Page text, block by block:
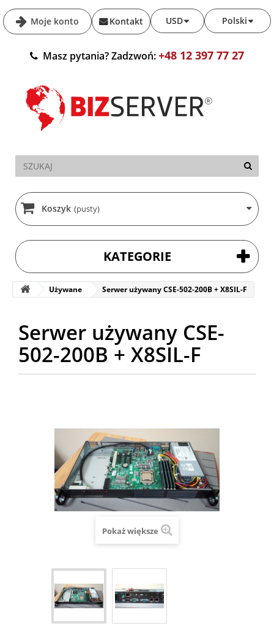
Moje konto Polski
USD
Kontakt
Masz pytania? Zadzwoń:+48 12 397 77 27
Koszyk (pusty)
KATEGORIE
Używane Serwer używany CSE-502-200B + X8SIL-F
Serwer używany CSE-
502-200B + X8SIL-F
Pokaż większe